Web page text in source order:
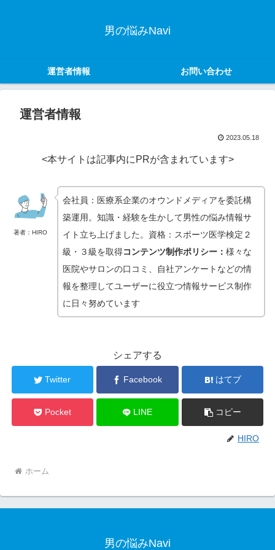
男の悩みNavi
運営者情報 お問い合わせ
運営者情報
2023.05.18
<本サイトは記事内にPRが含まれています>
著者：HIRO
会社員：医療系企業のオウンドメディアを委託構
築運用。知識・経験を生かして男性の悩み情報サ
イト立ち上げました。資格：スポーツ医学検定２
級・３級を取得コンテンツ制作ポリシー： 様々な
医院やサロンの口コミ、自社アンケートなどの情
報を整理してユーザーに役立つ情報サービス制作
に日々努めています
シェアする
Twitter Facebook はてブ
Pocket LINE コピー
HIRO
ホーム
男の悩みNavi